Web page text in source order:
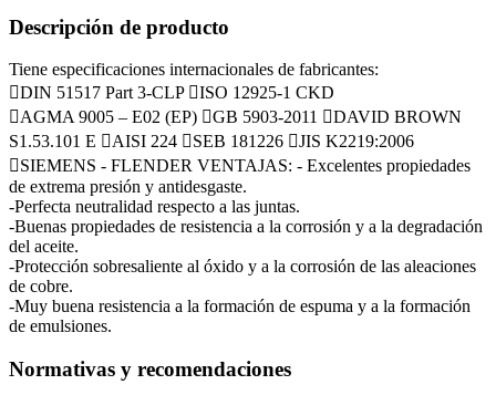
Descripción de producto
Tiene especificaciones internacionales de fabricantes:
DIN 51517 Part 3-CLP ISO 12925-1 CKD
AGMA 9005 – E02 (EP) GB 5903-2011 DAVID BROWN
S1.53.101 E AISI 224 SEB 181226 JIS K2219:2006
SIEMENS - FLENDER VENTAJAS: - Excelentes propiedades
de extrema presión y antidesgaste.
-Perfecta neutralidad respecto a las juntas.
-Buenas propiedades de resistencia a la corrosión y a la degradación
del aceite.
-Protección sobresaliente al óxido y a la corrosión de las aleaciones
de cobre.
-Muy buena resistencia a la formación de espuma y a la formación
de emulsiones.
Normativas y recomendaciones